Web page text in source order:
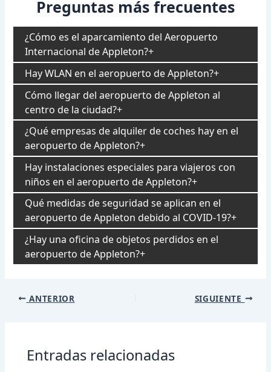
Preguntas más frecuentes
¿Cómo es el aparcamiento del Aeropuerto
Internacional de Appleton?
Hay WLAN en el aeropuerto de Appleton?
Cómo llegar del aeropuerto de Appleton al
centro de la ciudad?
¿Qué empresas de alquiler de coches hay en el
aeropuerto de Appleton?
Hay instalaciones especiales para viajeros con
niños en el aeropuerto de Appleton?
Qué medidas de seguridad se aplican en el
aeropuerto de Appleton debido al COVID-19?
¿Hay una oficina de objetos perdidos en el
aeropuerto de Appleton?
Navegación
ANTERIOR SIGUIENTE
Entradas relacionadas